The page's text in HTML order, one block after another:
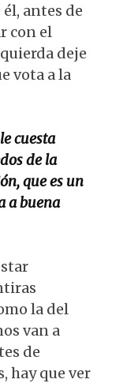
antes de
con el
deje
vota a la
cuesta
de la
que es un
a buena
la del
van a
de
hay que ver